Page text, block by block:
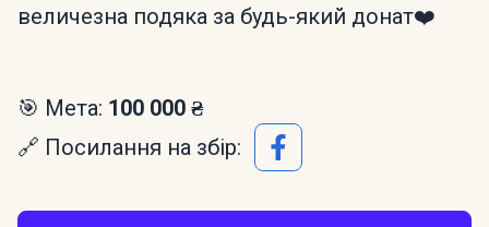
величезна подяка за будь-який донат❤️
🎯 Мета: 100 000 ₴
🔗 Посилання на збір: